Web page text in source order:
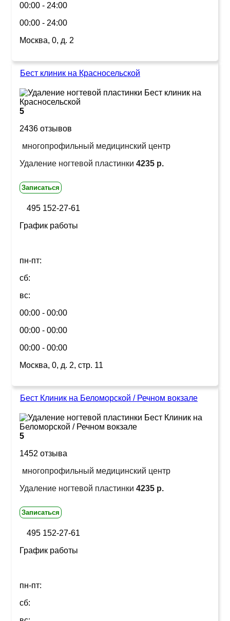
00:00 - 24:00
00:00 - 24:00
Москва, 0, д. 2
Бест клиник на Красносельской
5
2436 отзывов
многопрофильный медицинский центр
Удаление ногтевой пластинки 4235 р.
Записаться
495 152-27-61
График работы
пн-пт:
сб:
вс:
00:00 - 00:00
00:00 - 00:00
00:00 - 00:00
Москва, 0, д. 2, стр. 11
Бест Клиник на Беломорской / Речном вокзале
5
1452 отзыва
многопрофильный медицинский центр
Удаление ногтевой пластинки 4235 р.
Записаться
495 152-27-61
График работы
пн-пт:
сб: